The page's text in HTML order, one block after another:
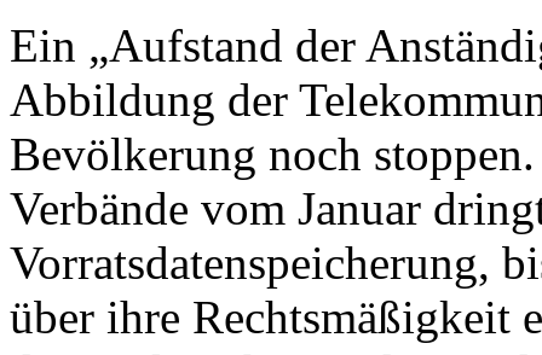
Ein „Aufstand der
Abbildung der
Bevölkerung noch
Verbände vom Januar
Vorratsdatenspeicherung,
über ihre Rechtsmäßigkeit